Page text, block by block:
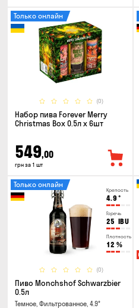
(0)
Только онлайн
Набор пива Forever Merry
Christmas Box 0.5л x 6шт
549,00
грн за 1 шт
Крепость
4.9 °
Горечь
25 IBU
Плотность
12 %
(0)
Только онлайн
Пиво Monchshof Schwarzbier
0.5л
Темное, Фильтрованное, 4.9°